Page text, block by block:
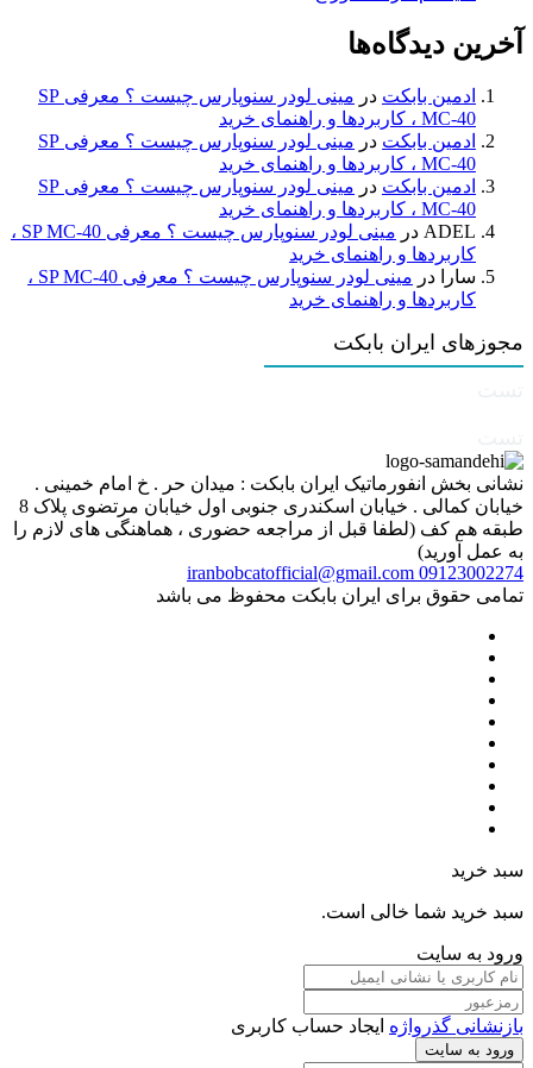
آخرین دیدگاه‌ها
ادمین بابکت در
مینی لودر سنوپارس چیست ؟ معرفی SP
MC-40 ، کاربردها و راهنمای خرید
ادمین بابکت در
مینی لودر سنوپارس چیست ؟ معرفی SP
MC-40 ، کاربردها و راهنمای خرید
ادمین بابکت در
مینی لودر سنوپارس چیست ؟ معرفی SP
MC-40 ، کاربردها و راهنمای خرید
ADEL در
مینی لودر سنوپارس چیست ؟ معرفی SP MC-40 ،
کاربردها و راهنمای خرید
سارا
در
مینی لودر سنوپارس چیست ؟ معرفی SP MC-40 ،
کاربردها و راهنمای خرید
مجوزهای ایران بابکت
نشانی بخش انفورماتیک ایران بابکت : میدان حر . خ امام خمینی .
خیابان کمالی . خیابان اسکندری جنوبی اول خیابان مرتضوی پلاک 8
طبقه هم کف (لطفا قبل از مراجعه حضوری ، هماهنگی های لازم را
به عمل آورید)
09123002274
iranbobcatofficial@gmail.com
تمامی حقوق برای ایران بابکت محفوظ می باشد
سبد خرید
سبد خرید شما خالی است.
ورود به سایت
بازنشانی گذرواژه ایجاد حساب کاربری
ورود به سایت